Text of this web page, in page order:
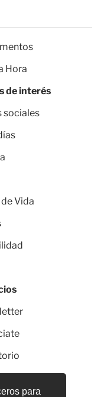
para
Hora
de interés
sociales
Vida